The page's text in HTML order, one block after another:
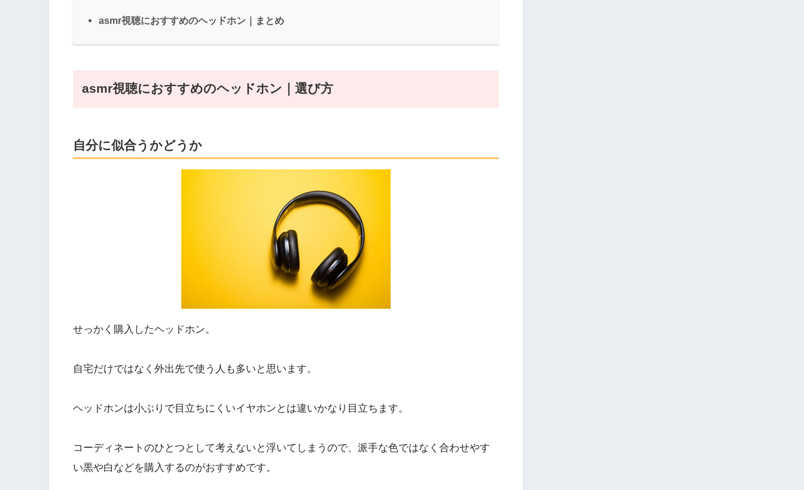
asmr視聴におすすめのヘッドホン｜まとめ
asmr視聴におすすめのヘッドホン｜選び方
自分に似合うかどうか
せっかく購入したヘッドホン。
自宅だけではなく外出先で使う人も多いと思います。
ヘッドホンは小ぶりで目立ちにくいイヤホンとは違いかなり目立ちます。
コーディネートのひとつとして考えないと浮いてしまうので、派手な色ではなく合わせやす
い黒や白などを購入するのがおすすめです。